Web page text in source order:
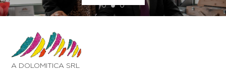
1 2 3
A DOLOMITICA SRL